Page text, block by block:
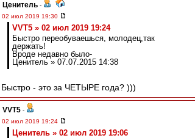
Ценитель -
02 июл 2019 19:30
VVT5 » 02 июл 2019 19:24
Быстро переобуваешься, молодец,так
держать!
Вроде недавно было-
Ценитель » 07.07.2015 14:38
Быстро - это за ЧЕТЫРЕ года? )))
VVT5 -
02 июл 2019 19:24
Ценитель » 02 июл 2019 19:06